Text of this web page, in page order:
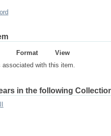
Format
View
associated with this item.
in the following